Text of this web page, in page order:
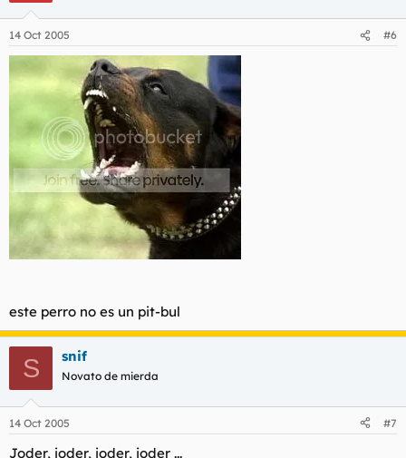
14 Oct 2005 #6
este perro no es un pit-bul
S snif
Novato de mierda
14 Oct 2005 #7
Joder, joder, joder, joder ...